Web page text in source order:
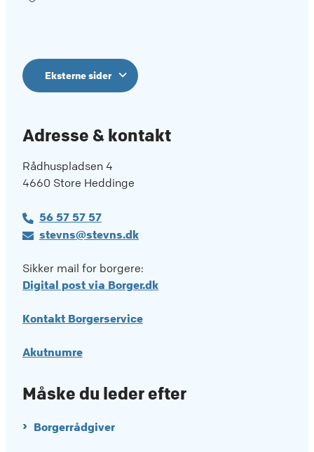
Eksterne sider
Adresse & kontakt
Rådhuspladsen 4
4660 Store Heddinge
56 57 57 57
stevns@stevns.dk
Sikker mail for borgere:
Digital post via Borger.dk
Kontakt Borgerservice
Akutnumre
Måske du leder efter
Borgerrådgiver